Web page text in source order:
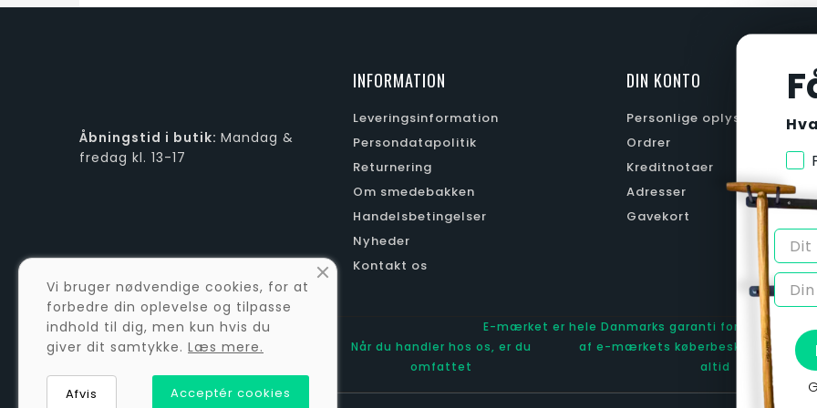
Redskabsophæng
Rustfri/Plast
Rustfri/Plast
109,00 kr.
Åbningstid i butik: Mandag &
fredag kl. 13-17
INFORMATION
Leveringsinformation
Persondatapolitik
Returnering
Om smedebakken
Handelsbetingelser
Nyheder
Kontakt os
DIN KONTO
Personlige oplysninger
Ordrer
Kreditnotaer
Adresser
Gavekort
E-mærket er hele Danmarks garanti for:
Sikker og gennemsigtig e-
Når du handler hos os, er du
omfattet
af e-mærkets køberbeskyttelse og
altid
Vi bruger nødvendige cookies, for at
forbedre din oplevelse og tilpasse
indhold til dig, men kun hvis du
giver dit samtykke. Læs mere.
Acceptér cookies
Afvis